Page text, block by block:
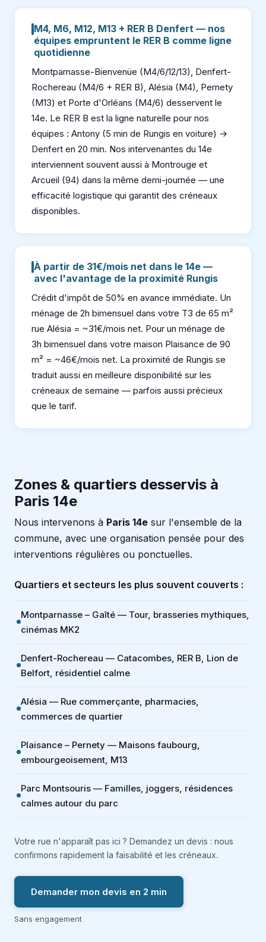
M4, M6, M12, M13 + RER B Denfert — nos
équipes empruntent le RER B comme ligne
quotidienne
Montparnasse-Bienvenüe (M4/6/12/13), Denfert-
Rochereau (M4/6 + RER B), Alésia (M4), Pernety
(M13) et Porte d'Orléans (M4/6) desservent le
14e. Le RER B est la ligne naturelle pour nos
équipes : Antony (5 min de Rungis en voiture) →
Denfert en 20 min. Nos intervenantes du 14e
interviennent souvent aussi à Montrouge et
Arcueil (94) dans la même demi-journée — une
efficacité logistique qui garantit des créneaux
disponibles.
À partir de 31€/mois net dans le 14e —
avec l'avantage de la proximité Rungis
Crédit d'impôt de 50% en avance immédiate. Un
ménage de 2h bimensuel dans votre T3 de 65 m²
rue Alésia = ~31€/mois net. Pour un ménage de
3h bimensuel dans votre maison Plaisance de 90
m² = ~46€/mois net. La proximité de Rungis se
traduit aussi en meilleure disponibilité sur les
créneaux de semaine — parfois aussi précieux
que le tarif.
Zones & quartiers desservis à
Paris 14e
Nous intervenons à Paris 14e sur l'ensemble de la
commune, avec une organisation pensée pour des
interventions régulières ou ponctuelles.
Quartiers et secteurs les plus souvent couverts :
Montparnasse – Gaîté — Tour, brasseries mythiques,
cinémas MK2
Denfert-Rochereau — Catacombes, RER B, Lion de
Belfort, résidentiel calme
Alésia — Rue commerçante, pharmacies,
commerces de quartier
Plaisance – Pernety — Maisons faubourg,
embourgeoisement, M13
Parc Montsouris — Familles, joggers, résidences
calmes autour du parc
Votre rue n'apparaît pas ici ? Demandez un devis : nous
confirmons rapidement la faisabilité et les créneaux.
Demander mon devis en 2 min
Sans engagement